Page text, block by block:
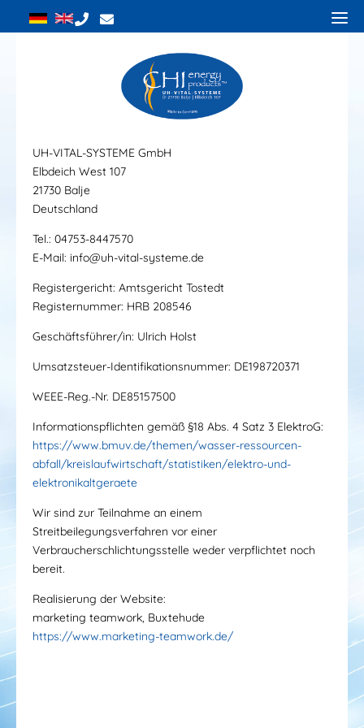
UH-VITAL-SYSTEME GmbH
Elbdeich West 107
21730 Balje
Deutschland
Tel.: 04753-8447570
E-Mail: info@uh-vital-systeme.de
Registergericht: Amtsgericht Tostedt
Registernummer: HRB 208546
Geschäftsführer/in: Ulrich Holst
Umsatzsteuer-Identifikationsnummer: DE198720371
WEEE-Reg.-Nr. DE85157500
Informationspflichten gemäß §18 Abs. 4 Satz 3 ElektroG:
https://www.bmuv.de/themen/wasser-ressourcen-
abfall/kreislaufwirtschaft/statistiken/elektro-und-
elektronikaltgeraete
Wir sind zur Teilnahme an einem
Streitbeilegungsverfahren vor einer
Verbraucherschlichtungsstelle weder verpflichtet noch
bereit.
Realisierung der Website:
marketing teamwork, Buxtehude
https://www.marketing-teamwork.de/